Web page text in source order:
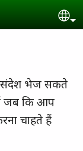
संदेश भेज सकते
जब कि आप
चाहते हैं